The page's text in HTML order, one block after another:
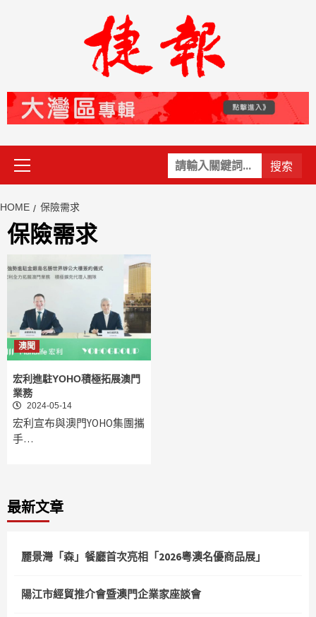
關
鍵
Primary
Menu
HOME 保險需求
保險需求
澳聞
宏利進駐YOHO積極拓展澳門
業務
2024-05-14
宏利宣布與澳門YOHO集團攜
手…
最新文章
麗景灣「森」餐廳首次亮相「2026粵澳名優商品展」
陽江市經貿推介會暨澳門企業家座談會